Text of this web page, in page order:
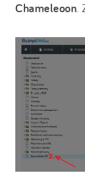
Chameleoon.